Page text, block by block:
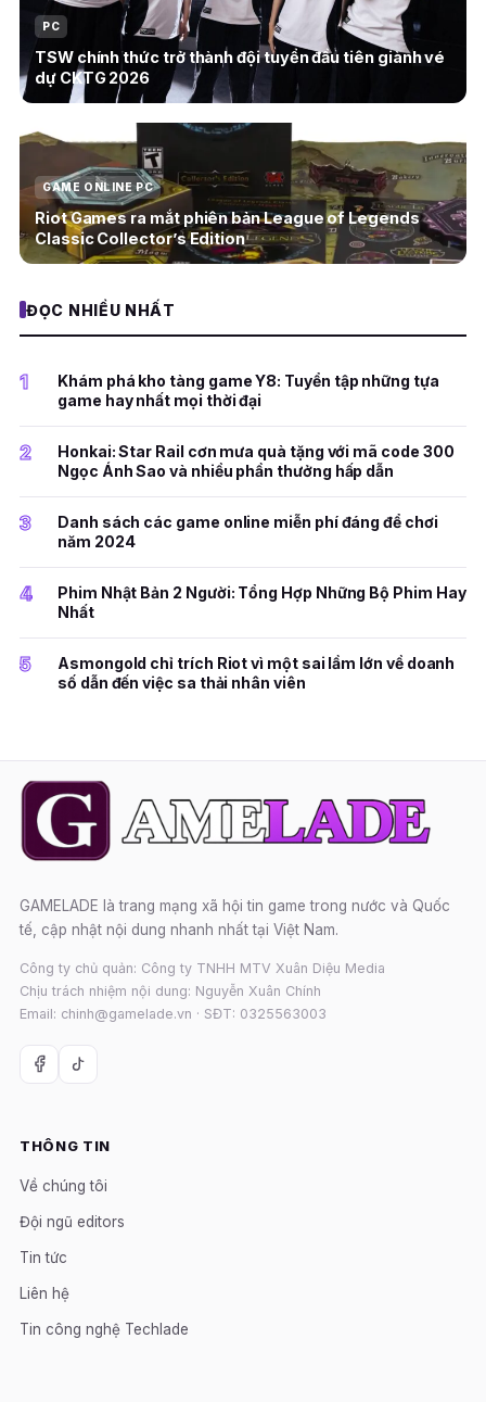
PC
TSW chính thức trở thành đội tuyển đầu tiên giành vé
dự CKTG 2026
GAME ONLINE PC
Riot Games ra mắt phiên bản League of Legends
Classic Collector’s Edition
ĐỌC NHIỀU NHẤT
1
Khám phá kho tàng game Y8: Tuyển tập những tựa
game hay nhất mọi thời đại
2
Honkai: Star Rail cơn mưa quà tặng với mã code 300
Ngọc Ánh Sao và nhiều phần thưởng hấp dẫn
3
Danh sách các game online miễn phí đáng để chơi
năm 2024
4
Phim Nhật Bản 2 Người: Tổng Hợp Những Bộ Phim Hay
Nhất
5
Asmongold chỉ trích Riot vì một sai lầm lớn về doanh
số dẫn đến việc sa thải nhân viên
GAMELADE là trang mạng xã hội tin game trong nước và Quốc
tế, cập nhật nội dung nhanh nhất tại Việt Nam.
Công ty chủ quản: Công ty TNHH MTV Xuân Diệu Media
Chịu trách nhiệm nội dung: Nguyễn Xuân Chính
Email: chinh@gamelade.vn · SĐT: 0325563003
THÔNG TIN
Về chúng tôi
Đội ngũ editors
Tin tức
Liên hệ
Tin công nghệ Techlade